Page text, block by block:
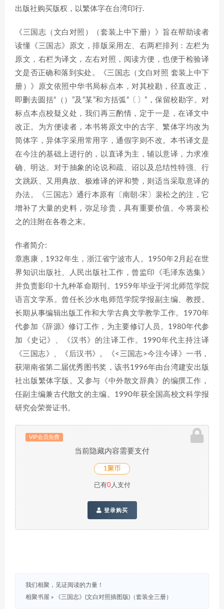
出版社购买版权，以繁体字在台湾印行.
《三国志（文白对照）（套装上中下册）》旨在帮助读者
读懂《三国志》原文，排版采用左、右两栏排列：左栏为
原文，右栏为译文，左右对照，阅读方便，也便于检验译
文是否正确和落到实处。《三国志（文白对照 套装上中下
册）》原文依照中华书局标点本，对其校勘，径直改正，
即删去圆括“（）”及“某”和方括弧“〔〕”，保留校勘字。对
标点本点校疑义处，我们再三酌情，定于一是，在译文中
改正。为方便读者，本书将原文中的古字、繁体字均改为
简体字，异体字采用常用字，通假字则不改。本书译文是
在今注的基础上进行的，以直译为主，辅以意译，力求准
确、明达。对于抽象的论说和疏、诏以及总结性特强、行
文跳跃、又用典故、极难译的评和赞，则适当采取意译的
办法。《三国志》通行本原有〔南朝·宋〕裴松之的注，它
增补了大量的史料，弥足珍贵，具有重要价值。今将裴松
之的注附在各卷之末。
作者简介:
章惠康，1932年生，浙江省宁波市人。1950年2月起在世
界知识出版社、人民出版社工作，曾监印《毛泽东选集》
并负责影印十九种革命期刊。1959年毕业于河北师范学院
语言文学系。曾任长沙水电师范学院学报副主编、教授。
长期从事编辑出版工作和大学古典文学教学工作。1970年
代参加《辞源》修订工作，为主要修订人员。1980年代参
加《史记》、《汉书》的注译工作。1990年代主持注译
《三国志》、《后汉书》。《<三国志>今注今译》一书，
获湖南省第二届优秀图书奖，该书1996年由台湾建安出版
社出版繁体字版。又参与《中外散文辞典》的编撰工作，
任副主编兼古代散文的主编。1990年获全国高校文科学报
研究会荣誉证书。
VIP会员免费
当前隐藏内容需要支付
1聚币
已有0人支付
登录购买
我们相聚，见证阅读的力量！
相聚书屋 » 《三国志》(文白对照插图版)（套装全三册）